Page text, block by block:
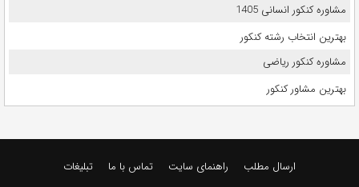
مشاوره کنکور انسانی 1405
بهترین انتخاب رشته کنکور
مشاوره کنکور ریاضی
بهترین مشاور کنکور
ارسال مطلب راهنمای سایت تماس با ما تبلیغات